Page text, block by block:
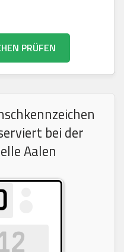
PRÜFEN
bei der
Aalen